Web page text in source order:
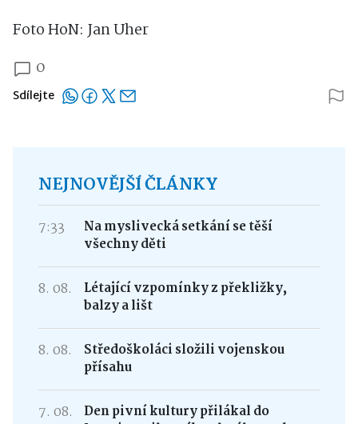
Foto HoN: Jan Uher
0
Sdílejte
NEJNOVĚJŠÍ ČLÁNKY
7:33
Na myslivecká setkání se těší
všechny děti
8. 08.
Létající vzpomínky z překližky,
balzy a lišt
8. 08.
Středoškoláci složili vojenskou
přísahu
7. 08.
Den pivní kultury přilákal do